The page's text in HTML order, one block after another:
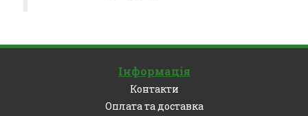
Інформація
Контакти
Оплата та доставка